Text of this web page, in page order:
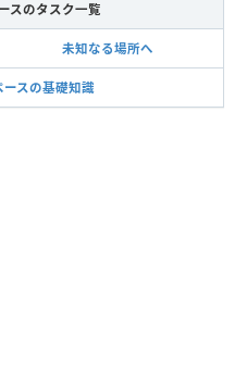
スのタスク一覧
未知なる場所へ
ースの基礎知識